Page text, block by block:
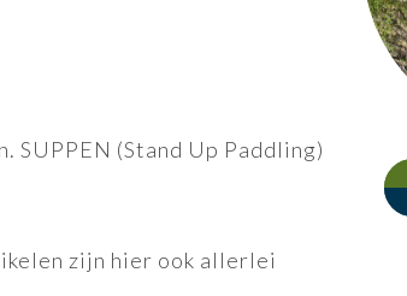
SUPPEN (Stand Up Paddling)
zijn hier ook allerlei